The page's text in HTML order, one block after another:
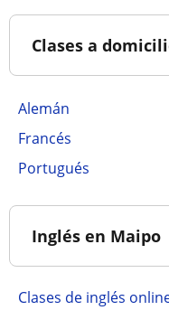
Clases a
Alemán
Francés
Portugués
Inglés en Maipo
Clases de inglés